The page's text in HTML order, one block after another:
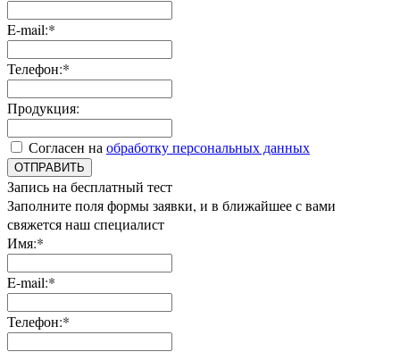
E-mail:*
Телефон:*
Продукция:
Согласен на обработку персональных данных
ОТПРАВИТЬ
Запись на бесплатный тест
Заполните поля формы заявки, и в ближайшее с вами
свяжется наш специалист
Имя:*
E-mail:*
Телефон:*